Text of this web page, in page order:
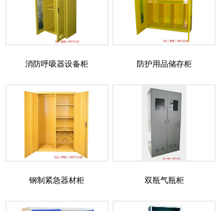
消防呼吸器设备柜 防护用品储存柜
钢制紧急器材柜 双瓶气瓶柜